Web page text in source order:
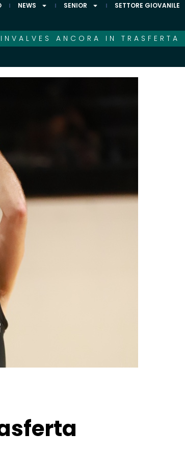
NEWS SENIOR SETTORE GIOVANILE
INVALVES ANCORA IN TRASFERTA